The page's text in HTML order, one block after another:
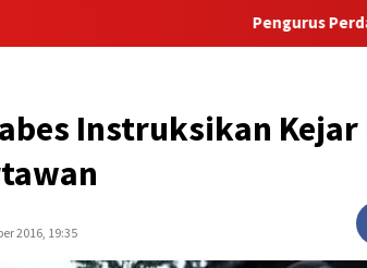
Pengurus Perdana
Instruksikan Kejar
2016, 19:35